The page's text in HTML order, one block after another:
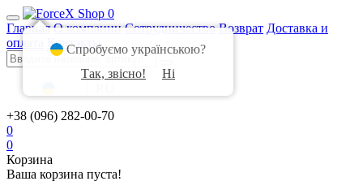
0
Главная О компании Сотрудничество Возврат Доставка и
оплата
Контакты
+38 (096) 282-00-70
0
0
Корзина
Ваша корзина пуста!
Спробуємо українською?
Так, звісно!
Ні